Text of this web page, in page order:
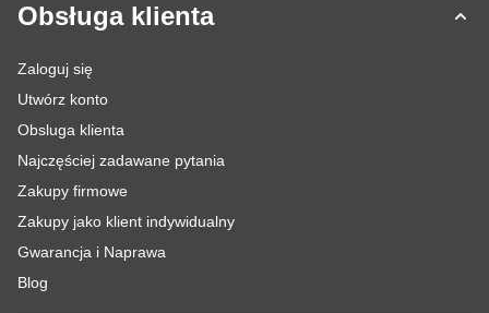
Obsługa klienta
Zaloguj się
Utwórz konto
Obsluga klienta
Najczęściej zadawane pytania
Zakupy firmowe
Zakupy jako klient indywidualny
Gwarancja i Naprawa
Blog